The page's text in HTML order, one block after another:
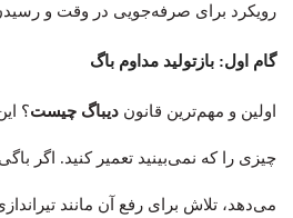
رویکرد برای صرفه‌جویی در وقت و
گام اول: بازتولید مداوم باگ
اولین و مهم‌ترین قانون دیباگ چیست؟
چیزی را که نمی‌بینید تعمیر کنید. اگر
می‌دهد، تلاش برای رفع آن مانند